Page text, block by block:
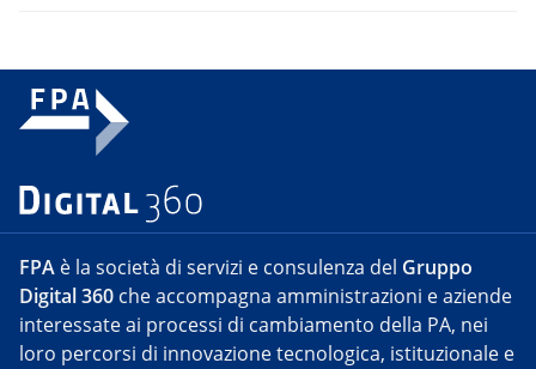
FPA è la società di servizi e consulenza del Gruppo
Digital 360 che accompagna amministrazioni e aziende
interessate ai processi di cambiamento della PA, nei
loro percorsi di innovazione tecnologica, istituzionale e